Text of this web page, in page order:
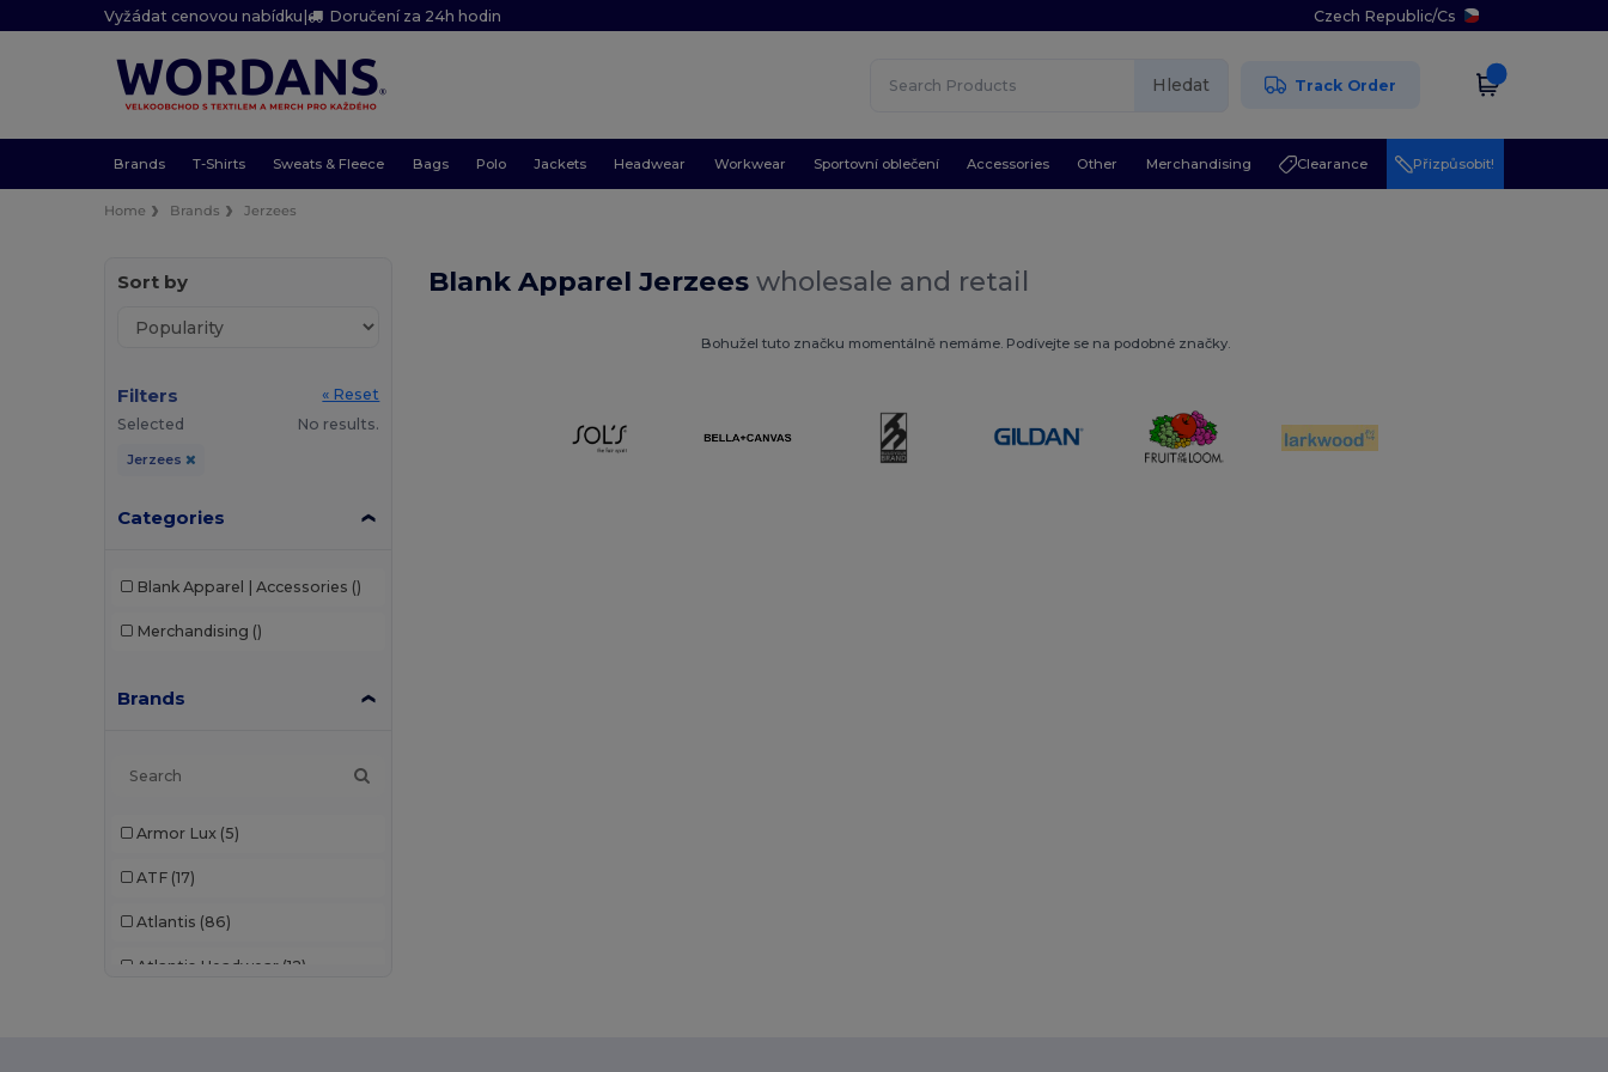
Vyžádat cenovou nabídku| Doručení za 24h hodin Czech Republic/Cs
Hledat Track Order
Brands T-Shirts Sweats & Fleece Bags Polo Jackets Headwear Workwear Sportovní oblečení Accessories Other Merchandising Clearance Přizpůsobit!
Home Brands Jerzees
Sort by
Filters
« Reset
Selected
No results.
Jerzees
Categories
Blank Apparel | Accessories ()
Merchandising ()
Brands
Armor Lux (5)
ATF (17)
Atlantis (86)
Atlantis Headwear (12)
Blank Apparel Jerzeeswholesale and retail
Bohužel tuto značku momentálně nemáme. Podívejte se na podobné značky.